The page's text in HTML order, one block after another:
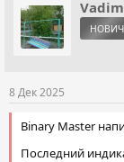
8 Дек 2025
Binary Master
Последний